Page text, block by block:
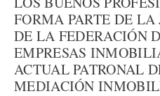
FORMA PARTE DE
DE LA FEDERACIÓN
EMPRESAS
ACTUAL PATRONAL
MEDIACIÓN